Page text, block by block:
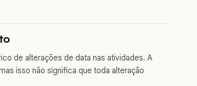
de alterações de data nas atividades. A
isso não significa que toda alteração